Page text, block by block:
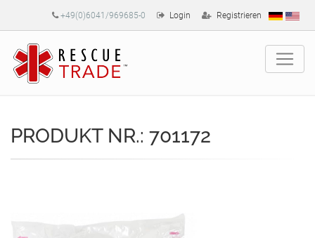
+49(0)6041/969685-0 Login Registrieren
PRODUKT NR.: 701172